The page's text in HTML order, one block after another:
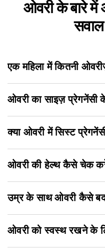
ओवरी के बारे में
एक महिला में कितनी
ओवरी का साइज़ प्रेगनेंसी
क्या ओवरी में सिस्ट
ओवरी की हेल्थ कैसे चेक
उम्र के साथ ओवरी कैसे
ओवरी को स्वस्थ रखने के